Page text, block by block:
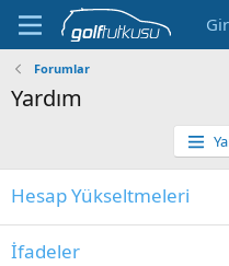
Forumlar
Yardım
Hesap Yükseltmeleri
İfadeler